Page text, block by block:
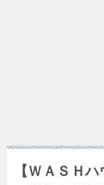
【ＷＡＳＨ